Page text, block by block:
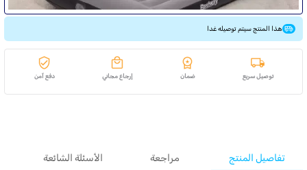
هذا المنتج سيتم توصيله غدا
توصيل سريع ضمان إرجاع مجاني دفع آمن
تفاصيل المنتج مراجعة الأسئلة الشائعة